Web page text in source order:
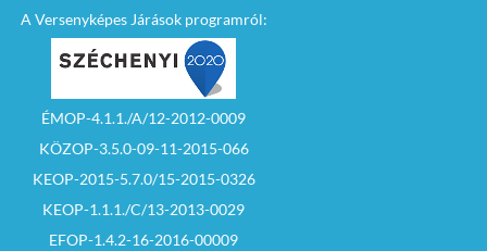
A Versenyképes Járások programról:
ÉMOP-4.1.1./A/12-2012-0009
KÖZOP-3.5.0-09-11-2015-066
KEOP-2015-5.7.0/15-2015-0326
KEOP-1.1.1./C/13-2013-0029
EFOP-1.4.2-16-2016-00009